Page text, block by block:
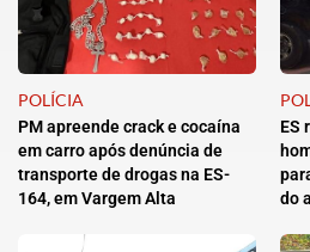
POLÍCIA
PM apreende crack e cocaína
em carro após denúncia de
transporte de drogas na ES-
164, em Vargem Alta
ES
do